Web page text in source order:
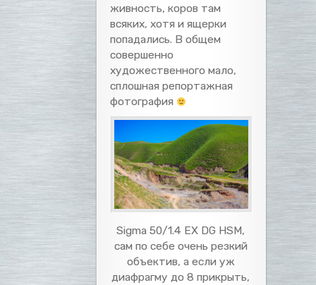
живность, коров там
всяких, хотя и ящерки
попадались. В общем
совершенно
художественного мало,
сплошная репортажная
фотография
Sigma 50/1.4 EX DG HSM,
сам по себе очень резкий
объектив, а если уж
диафрагму до 8 прикрыть,